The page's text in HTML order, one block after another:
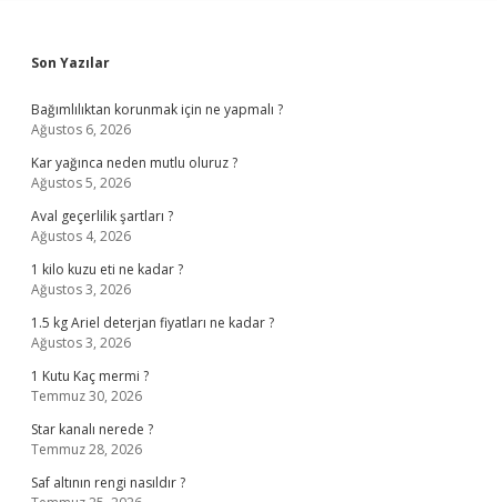
Sidebar
Son Yazılar
Bağımlılıktan korunmak için ne yapmalı ?
Ağustos 6, 2026
Kar yağınca neden mutlu oluruz ?
Ağustos 5, 2026
Aval geçerlilik şartları ?
Ağustos 4, 2026
1 kilo kuzu eti ne kadar ?
Ağustos 3, 2026
1.5 kg Ariel deterjan fiyatları ne kadar ?
Ağustos 3, 2026
1 Kutu Kaç mermi ?
Temmuz 30, 2026
Star kanalı nerede ?
Temmuz 28, 2026
Saf altının rengi nasıldır ?